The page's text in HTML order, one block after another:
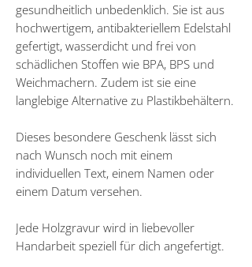
gesundheitlich unbedenklich. Sie ist aus
hochwertigem, antibakteriellem Edelstahl
gefertigt, wasserdicht und frei von
schädlichen Stoffen wie BPA, BPS und
Weichmachern. Zudem ist sie eine
langlebige Alternative zu Plastikbehältern.
Dieses besondere Geschenk lässt sich
nach Wunsch noch mit einem
individuellen Text, einem Namen oder
einem Datum versehen.
Jede Holzgravur wird in liebevoller
Handarbeit speziell für dich angefertigt.